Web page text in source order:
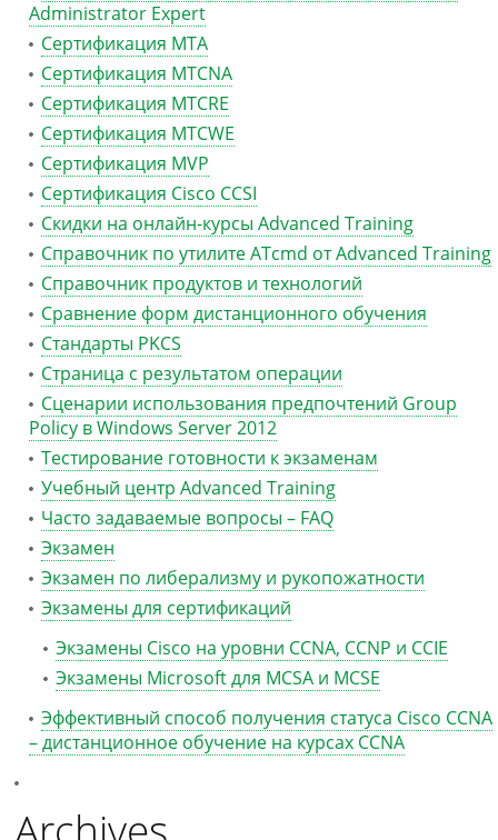
Administrator Expert
Сертификация MTA
Сертификация MTCNA
Сертификация MTCRE
Сертификация MTCWE
Сертификация MVP
Сертификация Сisco CCSI
Скидки на онлайн-курсы Advanced Training
Справочник по утилите ATcmd от Advanced Training
Справочник продуктов и технологий
Сравнение форм дистанционного обучения
Стандарты PKCS
Страница с результатом операции
Сценарии использования предпочтений Group
Policy в Windows Server 2012
Тестирование готовности к экзаменам
Учебный центр Advanced Training
Часто задаваемые вопросы – FAQ
Экзамен
Экзамен по либерализму и рукопожатности
Экзамены для сертификаций
Экзамены Cisco на уровни CCNA, CCNP и CCIE
Экзамены Microsoft для MCSA и MCSE
Эффективный способ получения статуса Cisco CCNA
– дистанционное обучение на курсах CCNA